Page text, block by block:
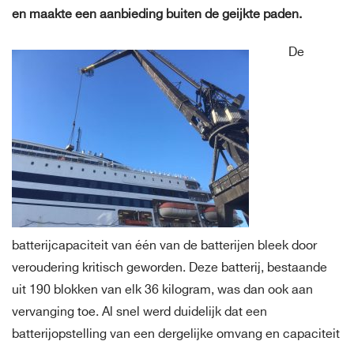
en maakte een aanbieding buiten de geijkte paden.
De
batterijcapaciteit van één van de batterijen bleek door
veroudering kritisch geworden. Deze batterij, bestaande
uit 190 blokken van elk 36 kilogram, was dan ook aan
vervanging toe. Al snel werd duidelijk dat een
batterijopstelling van een dergelijke omvang en capaciteit